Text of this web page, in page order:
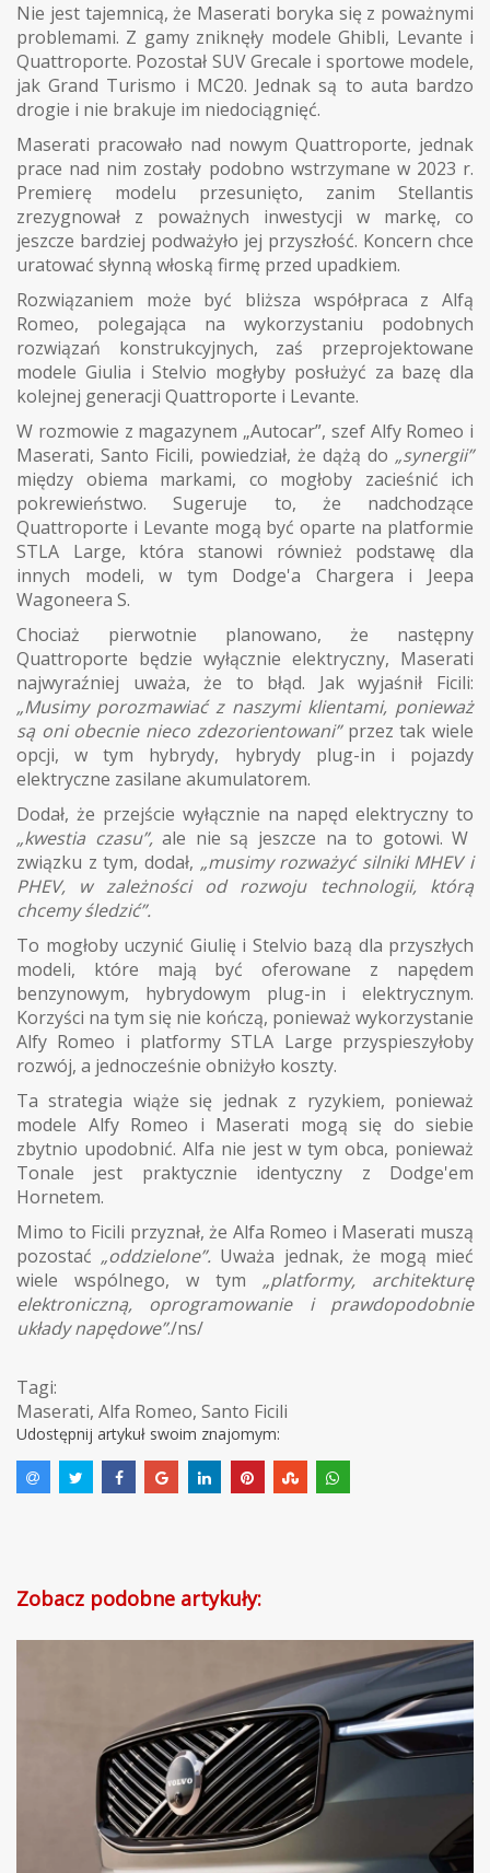
Nie jest tajemnicą, że Maserati boryka się z poważnymi
problemami. Z gamy zniknęły modele Ghibli, Levante i
Quattroporte. Pozostał SUV Grecale i sportowe modele,
jak Grand Turismo i MC20. Jednak są to auta bardzo
drogie i nie brakuje im niedociągnięć.
Maserati pracowało nad nowym Quattroporte, jednak
prace nad nim zostały podobno wstrzymane w 2023 r.
Premierę modelu przesunięto, zanim Stellantis
zrezygnował z poważnych inwestycji w markę, co
jeszcze bardziej podważyło jej przyszłość. Koncern chce
uratować słynną włoską firmę przed upadkiem.
Rozwiązaniem może być bliższa współpraca z Alfą
Romeo, polegająca na wykorzystaniu podobnych
rozwiązań konstrukcyjnych, zaś przeprojektowane
modele Giulia i Stelvio mogłyby posłużyć za bazę dla
kolejnej generacji Quattroporte i Levante.
W rozmowie z magazynem „Autocar”, szef Alfy Romeo i
Maserati, Santo Ficili, powiedział, że dążą do „synergii”
między obiema markami, co mogłoby zacieśnić ich
pokrewieństwo. Sugeruje to, że nadchodzące
Quattroporte i Levante mogą być oparte na platformie
STLA Large, która stanowi również podstawę dla
innych modeli, w tym Dodge'a Chargera i Jeepa
Wagoneera S.
Chociaż pierwotnie planowano, że następny
Quattroporte będzie wyłącznie elektryczny, Maserati
najwyraźniej uważa, że to błąd. Jak wyjaśnił Ficili:
„Musimy porozmawiać z naszymi klientami, ponieważ
są oni obecnie nieco zdezorientowani” przez tak wiele
opcji, w tym hybrydy, hybrydy plug-in i pojazdy
elektryczne zasilane akumulatorem.
Dodał, że przejście wyłącznie na napęd elektryczny to
„kwestia czasu”,ale nie są jeszcze na to gotowi. W
związku z tym, dodał, „musimy rozważyć silniki MHEV i
PHEV, w zależności od rozwoju technologii, którą
chcemy śledzić”.
To mogłoby uczynić Giulię i Stelvio bazą dla przyszłych
modeli, które mają być oferowane z napędem
benzynowym, hybrydowym plug-in i elektrycznym.
Korzyści na tym się nie kończą, ponieważ wykorzystanie
Alfy Romeo i platformy STLA Large przyspieszyłoby
rozwój, a jednocześnie obniżyło koszty.
Ta strategia wiąże się jednak z ryzykiem, ponieważ
modele Alfy Romeo i Maserati mogą się do siebie
zbytnio upodobnić. Alfa nie jest w tym obca, ponieważ
Tonale jest praktycznie identyczny z Dodge'em
Hornetem.
Mimo to Ficili przyznał, że Alfa Romeo i Maserati muszą
pozostać „oddzielone”. Uważa jednak, że mogą mieć
wiele wspólnego, w tym „platformy, architekturę
elektroniczną, oprogramowanie i prawdopodobnie
układy napędowe”./ns/
Tagi:
Maserati, Alfa Romeo, Santo Ficili
Udostępnij artykuł swoim znajomym:
Zobacz podobne artykuły: